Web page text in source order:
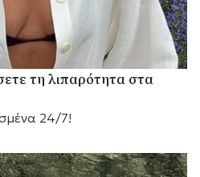
τη λιπαρότητα στα
24/7!